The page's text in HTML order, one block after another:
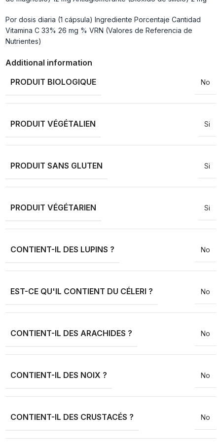
Por dosis diaria (1 cápsula) Ingrediente Porcentaje Cantidad
Vitamina C 33% 26 mg % VRN (Valores de Referencia de
Nutrientes)
Additional information
PRODUIT BIOLOGIQUE
No
PRODUIT VÉGÉTALIEN Si
PRODUIT SANS GLUTEN Si
PRODUIT VÉGÉTARIEN Si
CONTIENT-IL DES LUPINS ? No
EST-CE QU'IL CONTIENT DU CÉLERI ? No
CONTIENT-IL DES ARACHIDES ? No
CONTIENT-IL DES NOIX ? No
CONTIENT-IL DES CRUSTACÉS ? No